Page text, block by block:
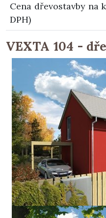
Cena dřevostavby na
DPH)
VEXTA 104 -